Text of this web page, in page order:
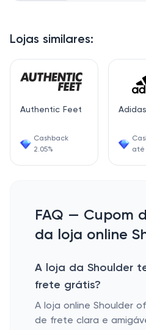
Lojas similares:
Authentic Feet
Cashback
2.05%
Adidas
até
FAQ — Cupom
da loja online
A loja da Shoulder
frete grátis?
A loja online Shoulder
de frete clara e